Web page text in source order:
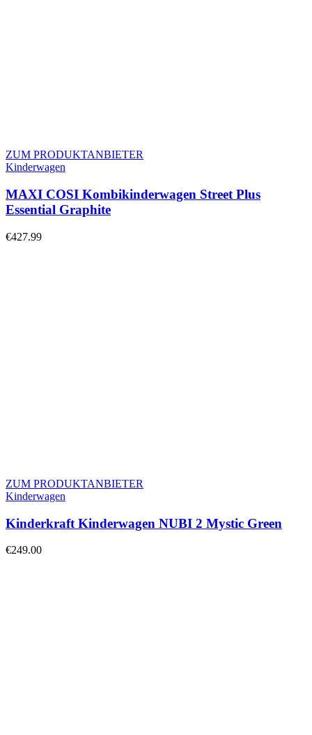
ZUM PRODUKTANBIETER
Kinderwagen
MAXI COSI Kombikinderwagen Street Plus
Essential Graphite
€427.99
ZUM PRODUKTANBIETER
Kinderwagen
Kinderkraft Kinderwagen NUBI 2 Mystic Green
€249.00